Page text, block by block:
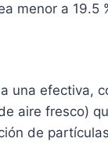
menor a 19.5
una efectiva,
aire fresco)
de